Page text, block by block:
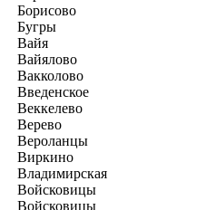
Борисово
Бугры
Вайя
Вайялово
Вакколово
Введенское
Веккелево
Верево
Вероланцы
Виркино
Владимирская
Войсковицы
Войсковицы